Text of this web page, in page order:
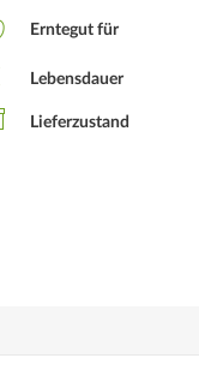
Erntegut für
Lebensdauer
Lieferzustand